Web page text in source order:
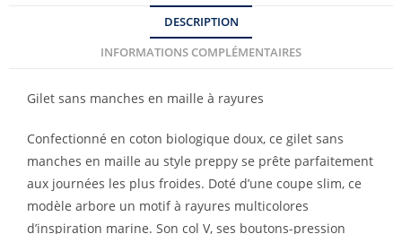
DESCRIPTION
INFORMATIONS COMPLÉMENTAIRES
Gilet sans manches en maille à rayures
Confectionné en coton biologique doux, ce gilet sans
manches en maille au style preppy se prête parfaitement
aux journées les plus froides. Doté d’une coupe slim, ce
modèle arbore un motif à rayures multicolores
d’inspiration marine. Son col V, ses boutons-pression